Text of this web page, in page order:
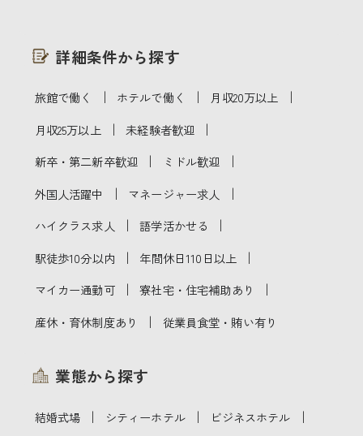
詳細条件から探す
旅館で働く ｜ ホテルで働く ｜ 月収20万以上 ｜
月収25万以上 ｜ 未経験者歓迎 ｜
新卒・第二新卒歓迎 ｜ ミドル歓迎 ｜
外国人活躍中 ｜ マネージャー求人 ｜
ハイクラス求人 ｜ 語学活かせる ｜
駅徒歩10分以内 ｜ 年間休日110日以上 ｜
マイカー通勤可 ｜ 寮社宅・住宅補助あり ｜
産休・育休制度あり ｜ 従業員食堂・賄い有り
業態から探す
結婚式場 ｜ シティーホテル ｜ ビジネスホテル ｜